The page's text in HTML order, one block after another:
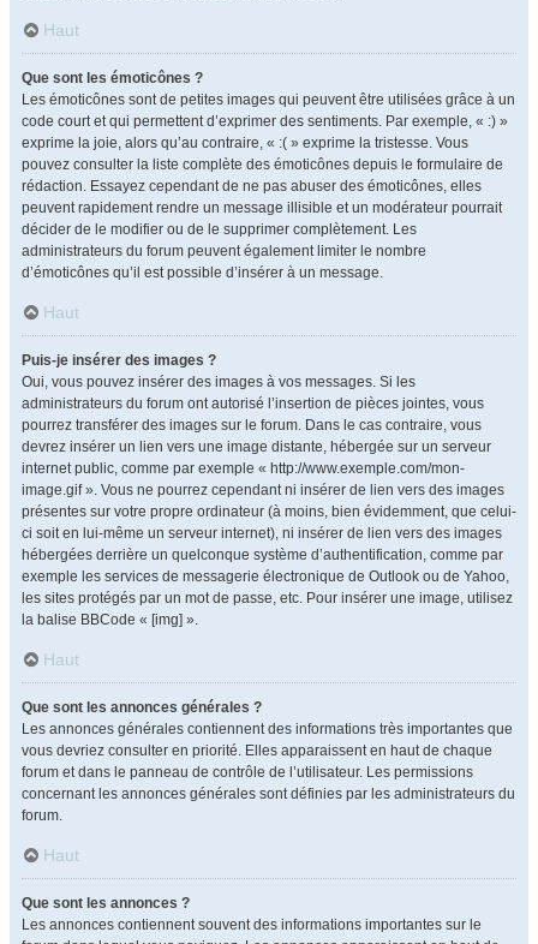
Haut
Que sont les émoticônes ?
Les émoticônes sont de petites images qui peuvent être utilisées grâce à un
code court et qui permettent d’exprimer des sentiments. Par exemple, « :) »
exprime la joie, alors qu’au contraire, « :( » exprime la tristesse. Vous
pouvez consulter la liste complète des émoticônes depuis le formulaire de
rédaction. Essayez cependant de ne pas abuser des émoticônes, elles
peuvent rapidement rendre un message illisible et un modérateur pourrait
décider de le modifier ou de le supprimer complètement. Les
administrateurs du forum peuvent également limiter le nombre
d’émoticônes qu’il est possible d’insérer à un message.
Haut
Puis-je insérer des images ?
Oui, vous pouvez insérer des images à vos messages. Si les
administrateurs du forum ont autorisé l’insertion de pièces jointes, vous
pourrez transférer des images sur le forum. Dans le cas contraire, vous
devrez insérer un lien vers une image distante, hébergée sur un serveur
internet public, comme par exemple « http://www.exemple.com/mon-
image.gif ». Vous ne pourrez cependant ni insérer de lien vers des images
présentes sur votre propre ordinateur (à moins, bien évidemment, que celui-
ci soit en lui-même un serveur internet), ni insérer de lien vers des images
hébergées derrière un quelconque système d’authentification, comme par
exemple les services de messagerie électronique de Outlook ou de Yahoo,
les sites protégés par un mot de passe, etc. Pour insérer une image, utilisez
la balise BBCode « [img] ».
Haut
Que sont les annonces générales ?
Les annonces générales contiennent des informations très importantes que
vous devriez consulter en priorité. Elles apparaissent en haut de chaque
forum et dans le panneau de contrôle de l’utilisateur. Les permissions
concernant les annonces générales sont définies par les administrateurs du
forum.
Haut
Que sont les annonces ?
Les annonces contiennent souvent des informations importantes sur le